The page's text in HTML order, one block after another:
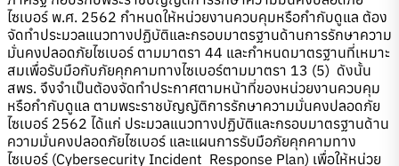
ไซเบอร์ พ.ศ. 2562 กำหนดให้หน่วยงานควบคุมหรือกำกับดูแล ต้อง
จัดทำประมวลแนวทางปฏิบัติและกรอบมาตรฐานด้านการรักษาความ
มั่นคงปลอดภัยไซเบอร์ ตามมาตรา 44 และกำหนดมาตรฐานที่เหมาะ
สมเพื่อรับมือกับภัยคุกคามทางไซเบอร์ตามมาตรา 13 (5) ดังนั้น
สพร. จึงจำเป็นต้องจัดทำประกาศตามหน้าที่ของหน่วยงานควบคุม
หรือกำกับดูแล ตามพระราชบัญญัติการรักษาความมั่นคงปลอดภัย
ไซเบอร์ 2562 ได้แก่ ประมวลแนวทางปฏิบัติและกรอบมาตรฐานด้าน
ความมั่นคงปลอดภัยไซเบอร์ และแผนการรับมือภัยคุกคามทาง
ไซเบอร์ (Cybersecurity Incident Response Plan) เพื่อให้หน่วย